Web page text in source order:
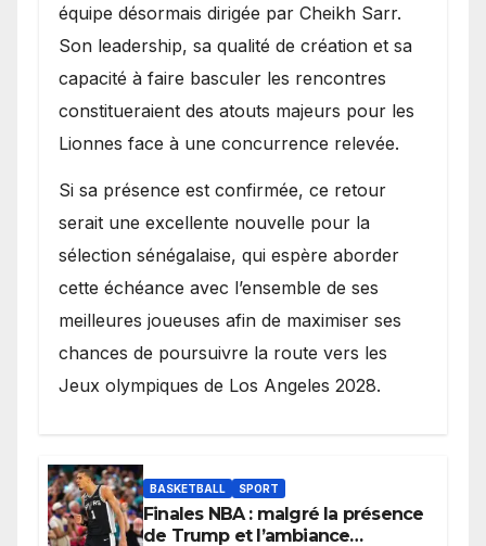
équipe désormais dirigée par Cheikh Sarr.
Son leadership, sa qualité de création et sa
capacité à faire basculer les rencontres
constitueraient des atouts majeurs pour les
Lionnes face à une concurrence relevée.
Si sa présence est confirmée, ce retour
serait une excellente nouvelle pour la
sélection sénégalaise, qui espère aborder
cette échéance avec l’ensemble de ses
meilleures joueuses afin de maximiser ses
chances de poursuivre la route vers les
Jeux olympiques de Los Angeles 2028.
BASKETBALL SPORT
Finales NBA : malgré la présence
de Trump et l’ambiance